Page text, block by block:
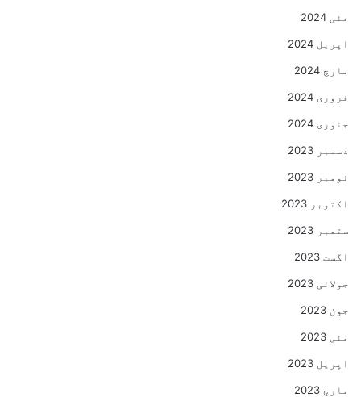
مئی 2024
اپریل 2024
مارچ 2024
فروری 2024
جنوری 2024
دسمبر 2023
نومبر 2023
اکتوبر 2023
ستمبر 2023
اگست 2023
جولائی 2023
جون 2023
مئی 2023
اپریل 2023
مارچ 2023